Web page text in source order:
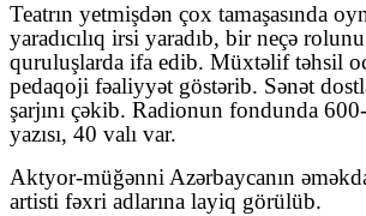
Teatrın yetmişdən çox tamaşasında
yaradıcılıq irsi yaradıb, bir neçə
quruluşlarda ifa edib. Müxtəlif təhsil
pedaqoji fəaliyyət göstərib. Sənət
şarjını çəkib. Radionun fondunda
yazısı, 40 valı var.
Aktyor-müğənni Azərbaycanın
artisti fəxri adlarına layiq görülüb.